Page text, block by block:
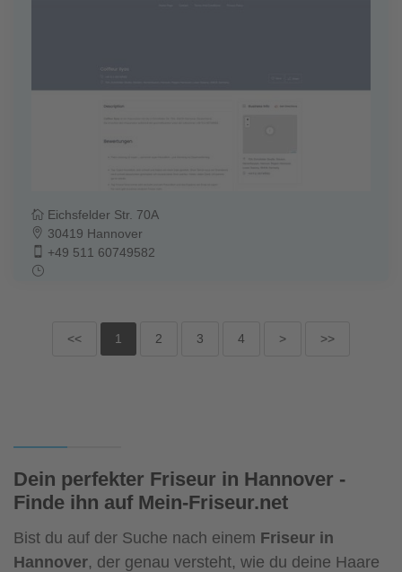
Eichsfelder Str. 70A
30419 Hannover
+49 511 60749582
<< 1 2 3 4 > >>
Dein perfekter Friseur in Hannover -
Finde ihn auf Mein-Friseur.net
Bist du auf der Suche nach einem Friseur in
Hannover, der genau versteht, wie du deine Haare